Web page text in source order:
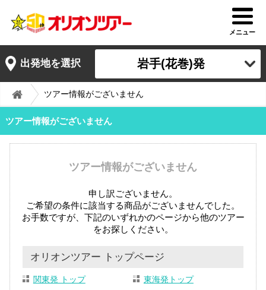
メニュー
出発地を選択 岩手(花巻)発
ツアー情報がございません
ツアー情報がございません
ツアー情報がございません
申し訳ございません。
ご希望の条件に該当する商品がございませんでした。
お手数ですが、下記のいずれかのページから他のツアー
をお探しください。
オリオンツアー トップページ
関東発 トップ 東海発トップ